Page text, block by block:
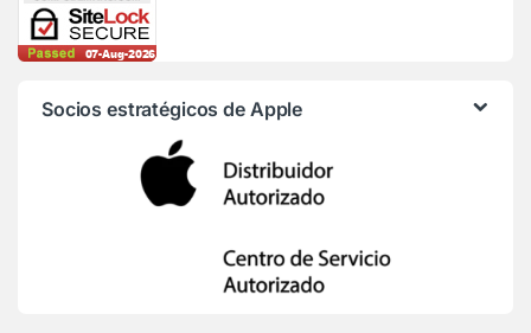
Socios estratégicos de Apple